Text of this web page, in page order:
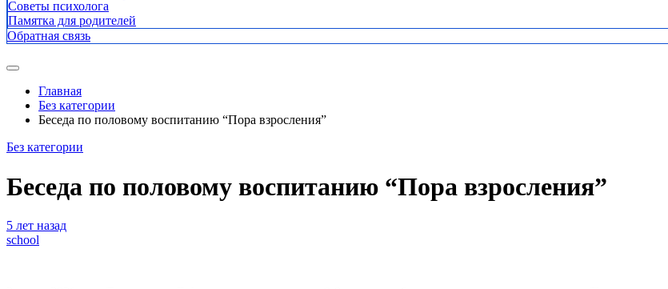
Советы психолога
Памятка для родителей
Обратная связь
Главная
Без категории
Беседа по половому воспитанию “Пора взросления”
Без категории
Беседа по половому воспитанию “Пора взросления”
5 лет назад
school